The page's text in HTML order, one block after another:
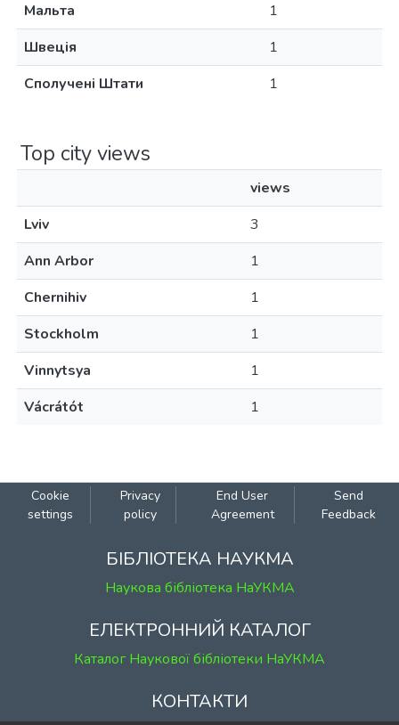
Мальта
1
Швеція
1
Сполучені Штати
1
Top city views
views
Lviv
3
Ann Arbor
1
Chernihiv
1
Stockholm
1
Vinnytsya
1
Vácrátót
1
Cookie
settings
Privacy
policy
End User
Agreement
Send
Feedback
БІБЛІОТЕКА НАУКМА
Наукова бібліотека НаУКМА
ЕЛЕКТРОННИЙ КАТАЛОГ
Каталог Наукової бібліотеки НаУКМА
КОНТАКТИ